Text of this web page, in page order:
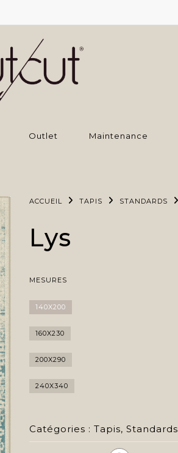
Outlet Maintenance
ACCUEIL TAPIS STANDARDS
Lys
MESURES
140X200
160X230
200X290
240X340
Catégories : Tapis, Standards